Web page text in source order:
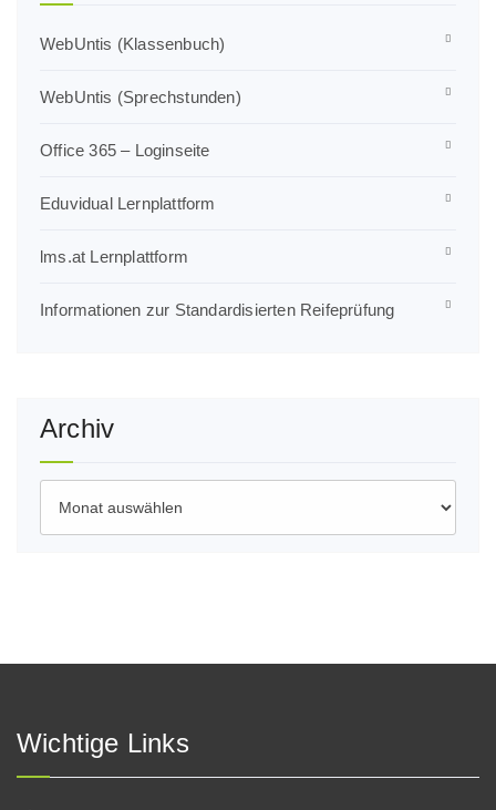
WebUntis (Klassenbuch)
WebUntis (Sprechstunden)
Office 365 – Loginseite
Eduvidual Lernplattform
lms.at Lernplattform
Informationen zur Standardisierten Reifeprüfung
Archiv
Wichtige Links